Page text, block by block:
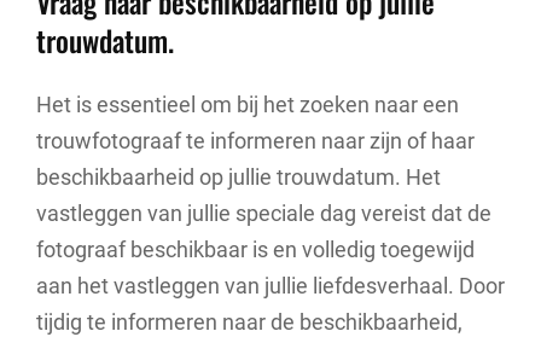
trouwdatum.
Het is essentieel om bij het zoeken naar een
trouwfotograaf te informeren naar zijn of haar
beschikbaarheid op jullie trouwdatum. Het
vastleggen van jullie speciale dag vereist dat de
fotograaf beschikbaar is en volledig toegewijd
aan het vastleggen van jullie liefdesverhaal. Door
tijdig te informeren naar de beschikbaarheid,